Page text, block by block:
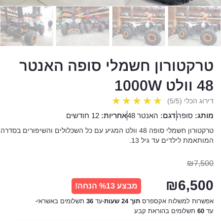
טרקטורון חשמלי סופה האנטר
48 וולט 1000W
דירוג הכלי (5/5) ★
★
★
★
★
מותג: סופהדגם: האנטר 48 אחריות: 12 חודשים
טרקטורון חשמלי סופה 48 וולט המגיע עם כל השכלולים והשיפורים בסדרה
המותאמת לילדים עד גיל 13.
₪7,500
₪6,500 מבצע %13 הנחה!
אפשרות למשלוח אקספרס תוך 24 שעות עד 36 תשלומים באשראי
עד 60 תשלומים בהוראת קבע